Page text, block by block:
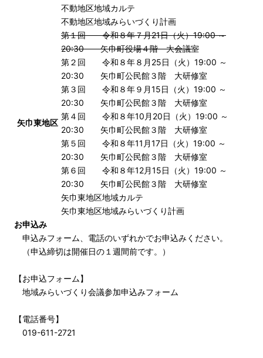
不動地区地域カルテ
不動地区地域みらいづくり計画
矢巾東地区
第１回 令和８年７月21日（火）19:00 ～
20:30 矢巾町役場４階 大会議室
第２回 令和８年８月25日（火）19:00 ～
20:30 矢巾町公民館３階 大研修室
第３回 令和８年９月15日（火）19:00 ～
20:30 矢巾町公民館３階 大研修室
第４回 令和８年10月20日（火）19:00 ～
20:30 矢巾町公民館３階 大研修室
第５回 令和８年11月17日（火）19:00 ～
20:30 矢巾町公民館３階 大研修室
第６回 令和８年12月15日（火）19:00 ～
20:30 矢巾町公民館３階 大研修室
矢巾東地区地域カルテ
矢巾東地区地域みらいづくり計画
お申込み
申込みフォーム、電話のいずれかでお申込みください。
（申込締切は開催日の１週間前です。）
【お申込フォーム】
地域みらいづくり会議参加申込みフォーム
【電話番号】
019-611-2721